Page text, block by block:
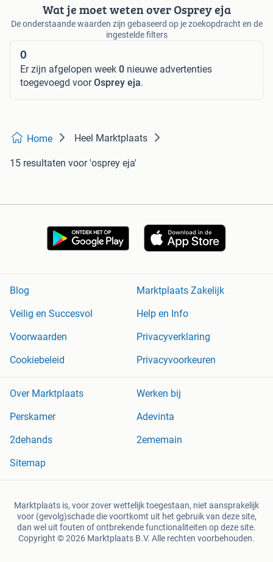
Wat je moet weten over Osprey eja
De onderstaande waarden zijn gebaseerd op je zoekopdracht en de
ingestelde filters
0
Er zijn afgelopen week 0 nieuwe advertenties
toegevoegd voorOsprey eja.
Home Heel Marktplaats
15 resultaten voor 'osprey eja'
Blog
Marktplaats Zakelijk
Veilig en Succesvol
Help en Info
Voorwaarden
Privacyverklaring
Cookiebeleid
Privacyvoorkeuren
Over Marktplaats
Werken bij
Perskamer
Adevinta
2dehands
2ememain
Sitemap
Marktplaats is, voor zover wettelijk toegestaan, niet aansprakelijk
voor (gevolg)schade die voortkomt uit het gebruik van deze site,
dan wel uit fouten of ontbrekende functionaliteiten op deze site.
Copyright © 2026 Marktplaats B.V. Alle rechten voorbehouden.